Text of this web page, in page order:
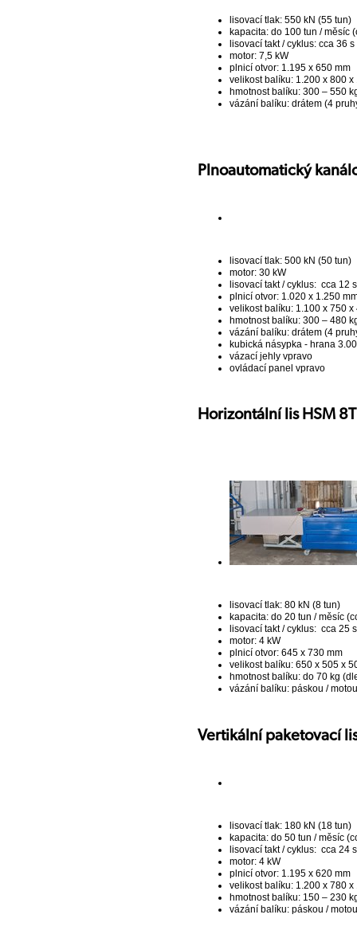
lisovací tlak: 550 kN (55 tun)
kapacita: do 100 tun / měsíc
lisovací takt / cyklus: cca 36 s
motor: 7,5 kW
plnicí otvor: 1.195 x 650 mm
velikost balíku: 1.200 x 800 x
hmotnost balíku: 300 – 550
vázání balíku: drátem (4
Plnoautomatický
lisovací tlak: 500 kN (50 tun)
motor: 30 kW
lisovací takt / cyklus: cca 12 s
plnicí otvor: 1.020 x 1.250
velikost balíku: 1.100 x 750 x
hmotnost balíku: 300 – 480
vázání balíku: drátem (4
kubická násypka - hrana
vázací jehly vpravo
ovládací panel vpravo
Horizontální lis HSM
lisovací tlak: 80 kN (8 tun)
kapacita: do 20 tun / měsíc
lisovací takt / cyklus: cca 25 s
motor: 4 kW
plnicí otvor: 645 x 730 mm
velikost balíku: 650 x 505 x
hmotnost balíku: do 70 kg
vázání balíku: páskou /
Vertikální paketovací
lisovací tlak: 180 kN (18 tun)
kapacita: do 50 tun / měsíc
lisovací takt / cyklus: cca 24 s
motor: 4 kW
plnicí otvor: 1.195 x 620 mm
velikost balíku: 1.200 x 780 x
hmotnost balíku: 150 – 230
vázání balíku: páskou /